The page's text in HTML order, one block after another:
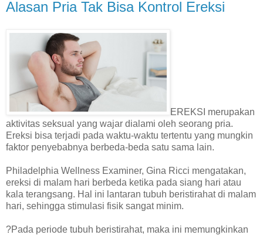
Alasan Pria Tak Bisa Kontrol Ereksi
EREKSI merupakan
aktivitas seksual yang wajar dialami oleh seorang pria.
Ereksi bisa terjadi pada waktu-waktu tertentu yang mungkin
faktor penyebabnya berbeda-beda satu sama lain.
Philadelphia Wellness Examiner, Gina Ricci mengatakan,
ereksi di malam hari berbeda ketika pada siang hari atau
kala terangsang. Hal ini lantaran tubuh beristirahat di malam
hari, sehingga stimulasi fisik sangat minim.
?Pada periode tubuh beristirahat, maka ini memungkinkan